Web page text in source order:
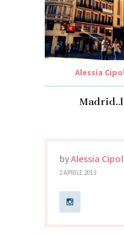
Alessia
byAlessia
2 APRILE 2013